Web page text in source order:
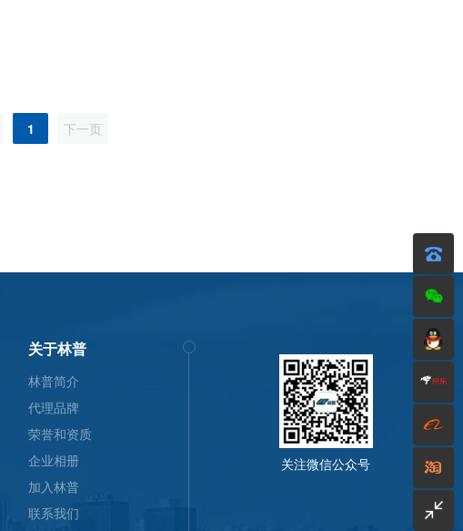
1 下一页
关于林普
林普简介
代理品牌
荣誉和资质
企业相册
加入林普
联系我们
关注微信公众号